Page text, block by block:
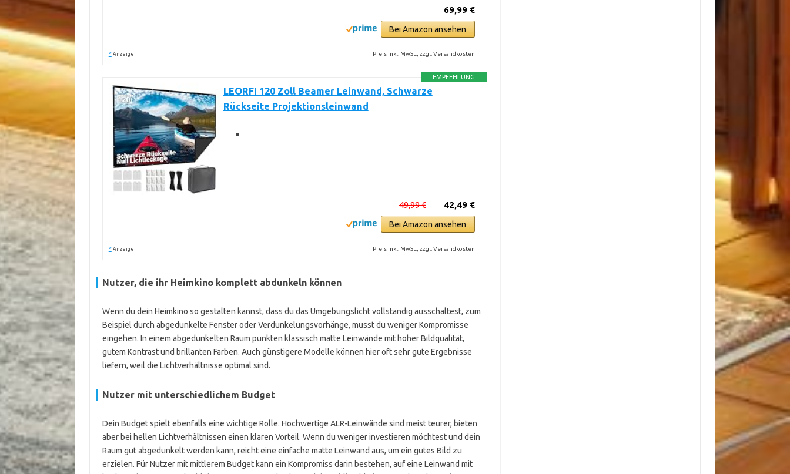
69,99 €
Bei Amazon ansehen
* Anzeige Preis inkl. MwSt., zzgl. Versandkosten
EMPFEHLUNG
LEORFI 120 Zoll Beamer Leinwand, Schwarze
Rückseite Projektionsleinwand
42,49 €
49,99 €
Bei Amazon ansehen
* Anzeige Preis inkl. MwSt., zzgl. Versandkosten
Nutzer, die ihr Heimkino komplett abdunkeln können
Wenn du dein Heimkino so gestalten kannst, dass du das Umgebungslicht vollständig ausschaltest, zum
Beispiel durch abgedunkelte Fenster oder Verdunkelungsvorhänge, musst du weniger Kompromisse
eingehen. In einem abgedunkelten Raum punkten klassisch matte Leinwände mit hoher Bildqualität,
gutem Kontrast und brillanten Farben. Auch günstigere Modelle können hier oft sehr gute Ergebnisse
liefern, weil die Lichtverhältnisse optimal sind.
Nutzer mit unterschiedlichem Budget
Dein Budget spielt ebenfalls eine wichtige Rolle. Hochwertige ALR-Leinwände sind meist teurer, bieten
aber bei hellen Lichtverhältnissen einen klaren Vorteil. Wenn du weniger investieren möchtest und dein
Raum gut abgedunkelt werden kann, reicht eine einfache matte Leinwand aus, um ein gutes Bild zu
erzielen. Für Nutzer mit mittlerem Budget kann ein Kompromiss darin bestehen, auf eine Leinwand mit